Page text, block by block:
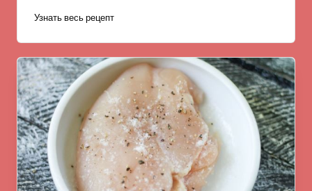
Узнать весь рецепт